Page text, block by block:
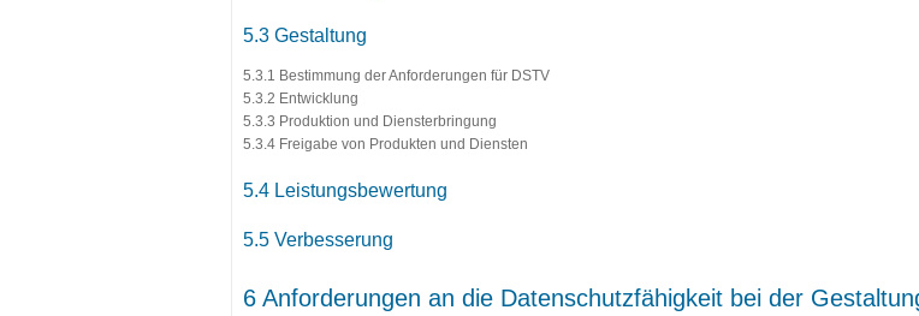
5.3 Gestaltung
5.3.1 Bestimmung der Anforderungen für DSTV
5.3.2 Entwicklung
5.3.3 Produktion und Diensterbringung
5.3.4 Freigabe von Produkten und Diensten
5.4 Leistungsbewertung
5.5 Verbesserung
6 Anforderungen an die Datenschutzfähigkeit bei der